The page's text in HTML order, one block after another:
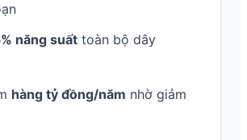
năng suất toàn bộ dây
hàng tỷ đồng/năm nhờ giảm